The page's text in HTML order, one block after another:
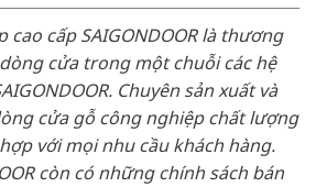
cao cấp SAIGONDOOR là thương
cửa trong một chuỗi các hệ
Chuyên sản xuất và
cửa gỗ công nghiệp chất lượng
với mọi nhu cầu khách hàng.
còn có những chính sách bán